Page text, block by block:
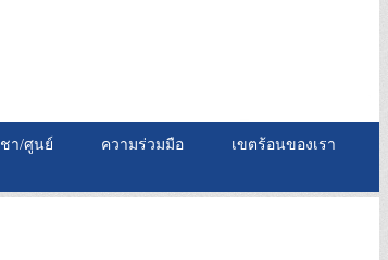
า/ศูนย์ ความร่วมมือ เขตร้อนของเรา